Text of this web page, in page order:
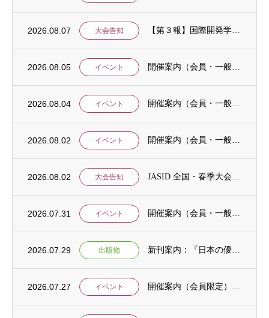
2026.08.07 大会告知 【第３報】国際開発学会第３７回全国大会：発表申込期間に関するお知らせ （学会入会申請期...
2026.08.05 イベント 開催案内（会員・一般）：8/15 清末愛砂さん「女と戦争」＠上智大
2026.08.04 イベント 開催案内（会員・一般）：神戸大学ユネスコチェア開催セミナーのご案内
2026.08.02 イベント 開催案内（会員・一般）：「みんなのSDGs」セッション「今こそ考えるSDGsと戦争・平...
2026.08.02 大会告知 JASID 全国・春季大会：JASIDブックトーク報告募集
2026.07.31 イベント 開催案内（会員・一般）：IDCJ主催 第52回プロフェッショナル統計分析ワークショップ...
2026.07.29 出版物 新刊案内：『日本の優位性が通用しないという戦略ー地域の文化を考えた競争優位ー』ご案内
2026.07.27 イベント 開催案内（会員限定）：【8/6 公開シンポジウムのご案内】「持続可能で包括的な移住ガバ...